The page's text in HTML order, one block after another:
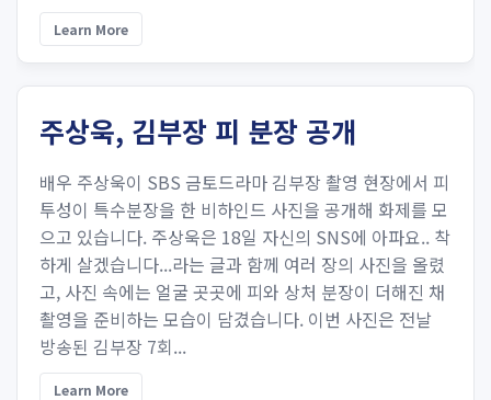
Learn More
주상욱, 김부장 피 분장 공개
배우 주상욱이 SBS 금토드라마 김부장 촬영 현장에서 피
투성이 특수분장을 한 비하인드 사진을 공개해 화제를 모
으고 있습니다. 주상욱은 18일 자신의 SNS에 아파요.. 착
하게 살겠습니다...라는 글과 함께 여러 장의 사진을 올렸
고, 사진 속에는 얼굴 곳곳에 피와 상처 분장이 더해진 채
촬영을 준비하는 모습이 담겼습니다. 이번 사진은 전날
방송된 김부장 7회...
Learn More